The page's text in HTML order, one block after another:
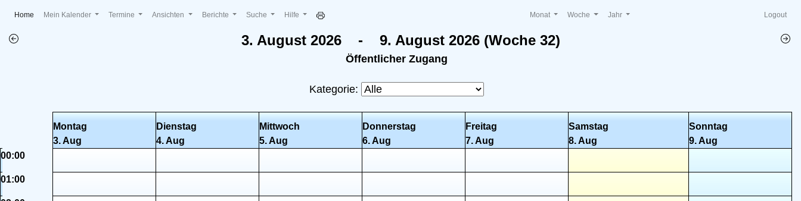
Home (current)
Mein Kalender Termine Ansichten Berichte Suche Hilfe Monat Woche Jahr Logout
3. August 2026 - 9. August 2026 (Woche 32)
Öffentlicher Zugang
Kategorie:
Montag
3. Aug
Dienstag
4. Aug
Mittwoch
5. Aug
Donnerstag
6. Aug
Freitag
7. Aug
Samstag
8. Aug
Sonntag
9. Aug
00:00
01:00